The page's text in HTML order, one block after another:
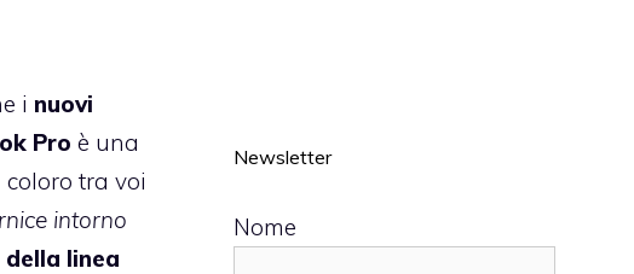
i nuovi
Pro è una
tra voi
intorno
linea
Newsletter
Nome